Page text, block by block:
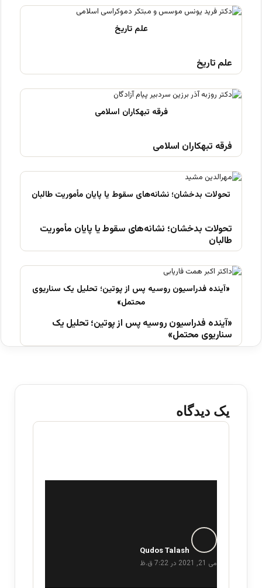
علم تاریخ
فرقه تبهکاران اسلامی
تحولات بدخشان؛ نشانه‌های سقوط یا پایان مأموریت
طالبان
«آینده فدراسیون روسیه پس از پوتین؛ تحلیل یک
سناریوی محتمل»
یک دیدگاه
Qudos Talash
می 21, 2021 در 7:22 ق.ظ